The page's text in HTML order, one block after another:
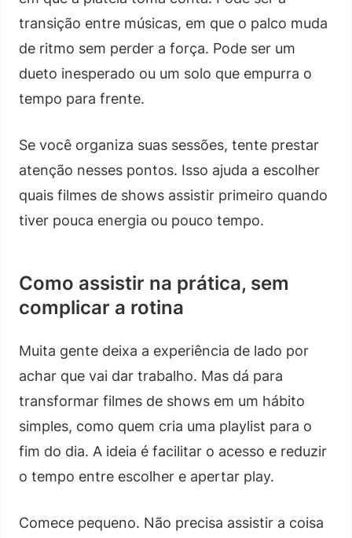
transição entre músicas, em que o palco muda
de ritmo sem perder a força. Pode ser um
dueto inesperado ou um solo que empurra o
tempo para frente.
Se você organiza suas sessões, tente prestar
atenção nesses pontos. Isso ajuda a escolher
quais filmes de shows assistir primeiro quando
tiver pouca energia ou pouco tempo.
Como assistir na prática, sem
complicar a rotina
Muita gente deixa a experiência de lado por
achar que vai dar trabalho. Mas dá para
transformar filmes de shows em um hábito
simples, como quem cria uma playlist para o
fim do dia. A ideia é facilitar o acesso e reduzir
o tempo entre escolher e apertar play.
Comece pequeno. Não precisa assistir a coisa